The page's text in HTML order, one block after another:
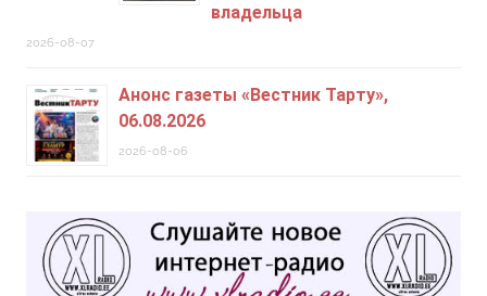
владельца
2026-08-07
Анонс газеты «Вестник Тарту»,
06.08.2026
2026-08-06